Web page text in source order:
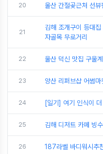
20 울산 간절곶근처 선
21
김해 조개구이 등대
자골목 무로거리
22 울산 덕신 맛집 구울
23 양산 리퍼브샵 어썸
24 [일기] 여기 인식이
25 김해 디저트 카페 빙
26 187라벨 바디워시추